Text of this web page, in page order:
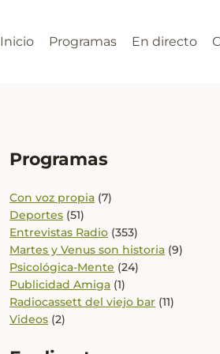
Inicio Programas En directo
Programas
Con voz propia (7)
Deportes (51)
Entrevistas Radio (353)
Martes y Venus son historia (9)
Psicológica-Mente (24)
Publicidad Amiga (1)
Radiocassett del viejo bar (11)
Videos (2)